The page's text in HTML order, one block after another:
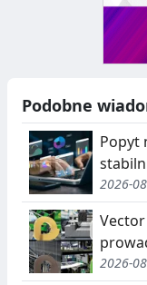
Podobne
Popyt
2026-
2026-